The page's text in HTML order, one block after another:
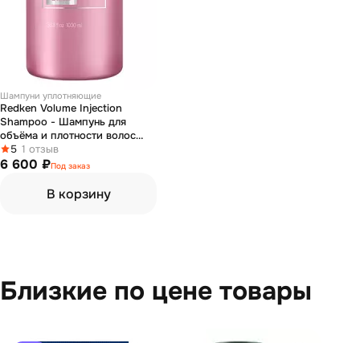
Шампуни уплотняющие
Redken Volume Injection
Shampoo - Шампунь для
объёма и плотности волос
1000 мл
5 1 отзыв
6 600 ₽Под заказ
В корзину
Близкие по цене товары